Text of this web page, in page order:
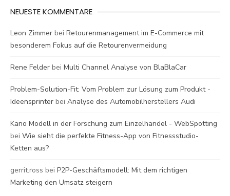
NEUESTE KOMMENTARE
Leon Zimmer bei Retourenmanagement im E-Commerce mit
besonderem Fokus auf die Retourenvermeidung
Rene Felder bei Multi Channel Analyse von BlaBlaCar
Problem-Solution-Fit: Vom Problem zur Lösung zum Produkt -
Ideensprinter bei Analyse des Automobilherstellers Audi
Kano Modell in der Forschung zum Einzelhandel - WebSpotting
bei Wie sieht die perfekte Fitness-App von Fitnessstudio-
Ketten aus?
gerrit.ross bei P2P-Geschäftsmodell: Mit dem richtigen
Marketing den Umsatz steigern